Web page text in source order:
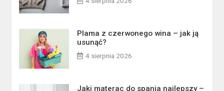
Plama z czerwonego wina – jak ją
usunąć?
4 sierpnia 2026
Jaki materac do spania najlepszy –